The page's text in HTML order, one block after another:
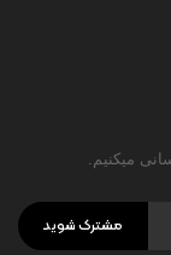
میکنیم.
مشترک شوید